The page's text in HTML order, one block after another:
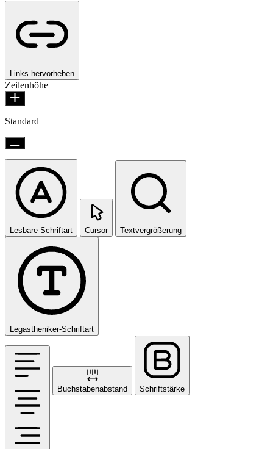
Links hervorheben
Zeilenhöhe
Standard
Lesbare Schriftart Cursor Textvergrößerung
Legastheniker-Schriftart
Buchstabenabstand Schriftstärke